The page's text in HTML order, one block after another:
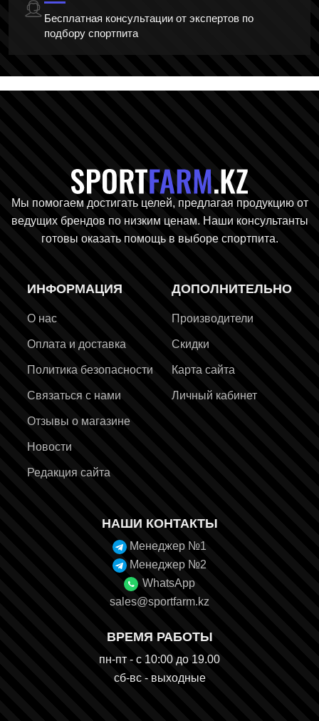
Бесплатная консультации от экспертов по
подбору спортпита
Мы помогаем достигать целей, предлагая продукцию от
ведущих брендов по низким ценам. Наши консультанты
готовы оказать помощь в выборе спортпита.
ИНФОРМАЦИЯ
О нас
Оплата и доставка
Политика безопасности
Связаться с нами
Отзывы о магазине
Новости
Редакция сайта
ДОПОЛНИТЕЛЬНО
Производители
Скидки
Карта сайта
Личный кабинет
НАШИ КОНТАКТЫ
Менеджер №1
Менеджер №2
WhatsApp
sales@sportfarm.kz
ВРЕМЯ РАБОТЫ
пн-пт - с 10:00 до 19.00
сб-вс - выходные